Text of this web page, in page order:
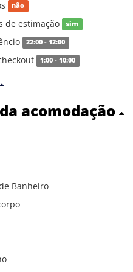
não
de estimação sim
22:00 - 12:00
1:00 - 10:00
acomodação
Banheiro